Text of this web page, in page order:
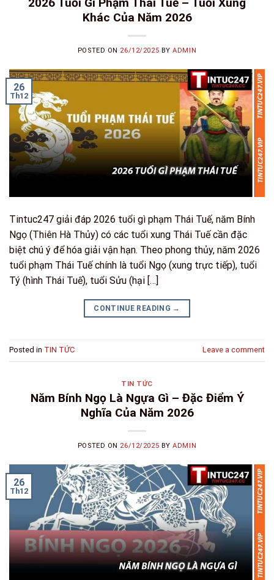
Khác Của Năm 2026
POSTED ON 26/12/2025 BYADMIN
26
Th12
Tintuc247 giải đáp 2026 tuổi gì phạm Thái Tuế, năm Bính
Ngọ (Thiên Hà Thủy) có các tuổi xung Thái Tuế cần đặc
biệt chú ý để hóa giải vận hạn. Theo phong thủy, năm 2026
tuổi phạm Thái Tuế chính là tuổi Ngọ (xung trực tiếp), tuổi
Tý (hình Thái Tuế), tuổi Sửu (hại […]
CONTINUE READING →
Posted in TIN TỨC Leave a comment
TIN TỨC
Năm Bính Ngọ Là Ngựa Gì – Đặc Điểm Ý
Nghĩa Của Năm 2026
POSTED ON 26/12/2025 BYADMIN
26
Th12